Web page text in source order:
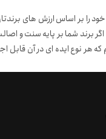
را بر اساس ارزش های
برند شما بر پایه سنت و
المللی، بستری فراهم کرده ایم که هر نوع ایده ای در آن قابل